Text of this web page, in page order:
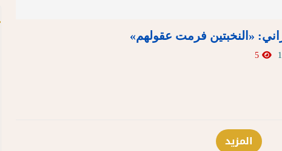
«النخبتين فرمت عقولهم»
المزيد